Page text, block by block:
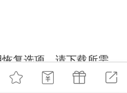
2
Windows
复选项，请下载所需
工作。